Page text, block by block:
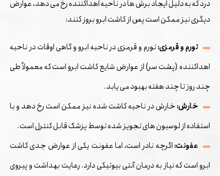
درد که به دلیل ایجاد برش‌ ها در ناحیه اهداکننده رخ می ‌دهد، عوارض
دیگری نیز ممکن است پس از کاشت ابرو بروز کنند:
تورم و قرمزی:تورم و قرمزی در ناحیه ابرو و گاهی اوقات در ناحیه
اهداکننده (پشت سر) از عوارض شایع کاشت ابرو است که معمولاً طی
چند روز تا چند هفته بهبود می‌ یابد.
خارش:خارش در ناحیه کاشت شده نیز ممکن است رخ دهد و با
استفاده از لوسیون ‌های تجویز شده توسط پزشک قابل کنترل است.
عفونت:اگرچه نادر است، اما عفونت یکی از عوارض جدی کاشت
ابرو است که نیاز به درمان آنتی ‌بیوتیکی دارد. رعایت بهداشت و پیروی